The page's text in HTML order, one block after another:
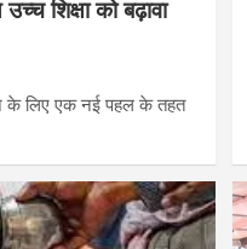
शिक्षा को बढ़ावा
के लिए एक नई पहल के तहत